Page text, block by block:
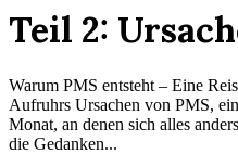
Teil 2:
Warum PMS entsteht – Eine
Aufruhrs Ursachen von PMS,
Monat, an denen sich alles
die Gedanken...